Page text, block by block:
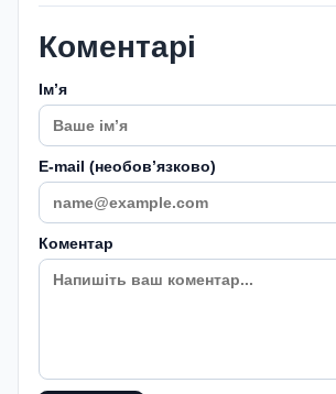
Коментарі
Імʼя
E-mail (необовʼязково)
Коментар